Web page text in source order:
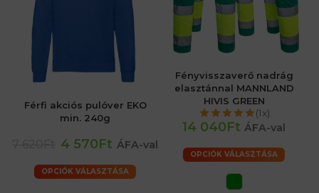
Férfi akciós pulóver EKO
min. 240g
4 570Ft ÁFA-val
OPCIÓK VÁLASZTÁSA
Fényvisszaverő nadrág
elasztánnal MANNLAND
HIVIS GREEN
(1x)
14 040Ft ÁFA-val
OPCIÓK VÁLASZTÁSA